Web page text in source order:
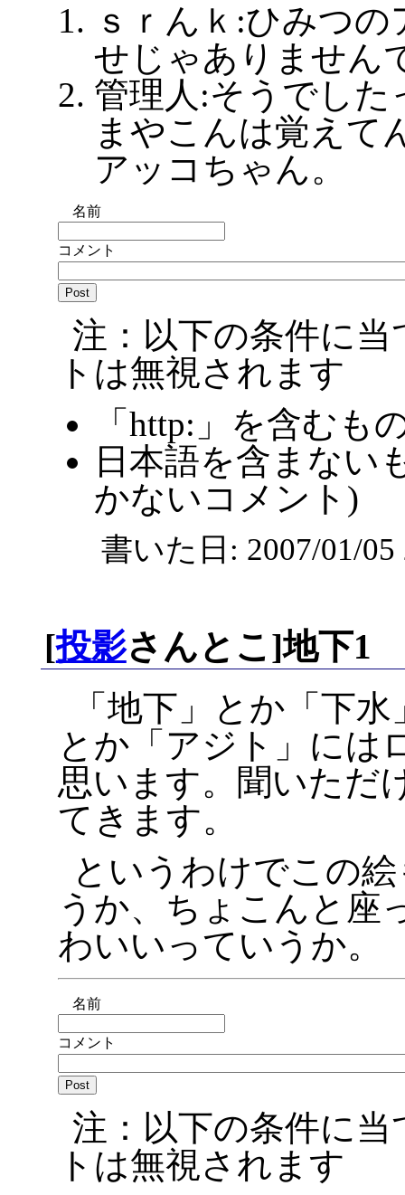
ｓｒんｋ:ひみつ
せじゃありません
管理人:そうでした
まやこんは覚えて
アッコちゃん。
名前
コメント
注：以下の条件に
トは無視されます
「http:」を含むも
日本語を含まない
かないコメント)
書いた日: 2007/01/
[投影さんとこ]地下1
「地下」とか「下
とか「アジト」には
思います。聞いただ
てきます。
というわけでこの
うか、ちょこんと座
わいいっていうか。
名前
コメント
注：以下の条件に
トは無視されます